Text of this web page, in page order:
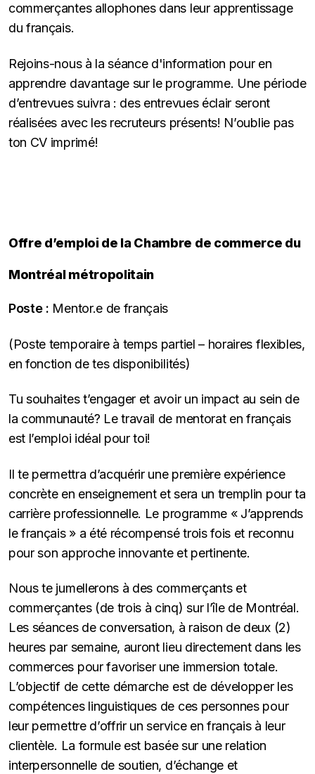
commerçantes allophones dans leur apprentissage
du français.
Rejoins-nous à la séance d'information pour en
apprendre davantage sur le programme. Une période
d’entrevues suivra : des entrevues éclair seront
réalisées avec les recruteurs présents! N’oublie pas
ton CV imprimé!
Offre d’emploi de la Chambre de commerce du
Montréal métropolitain
Poste : Mentor.e de français
(Poste temporaire à temps partiel – horaires flexibles,
en fonction de tes disponibilités)
Tu souhaites t’engager et avoir un impact au sein de
la communauté? Le travail de mentorat en français
est l’emploi idéal pour toi!
Il te permettra d’acquérir une première expérience
concrète en enseignement et sera un tremplin pour ta
carrière professionnelle. Le programme « J’apprends
le français » a été récompensé trois fois et reconnu
pour son approche innovante et pertinente.
Nous te jumellerons à des commerçants et
commerçantes (de trois à cinq) sur l’île de Montréal.
Les séances de conversation, à raison de deux (2)
heures par semaine, auront lieu directement dans les
commerces pour favoriser une immersion totale.
L’objectif de cette démarche est de développer les
compétences linguistiques de ces personnes pour
leur permettre d’offrir un service en français à leur
clientèle. La formule est basée sur une relation
interpersonnelle de soutien, d’échange et